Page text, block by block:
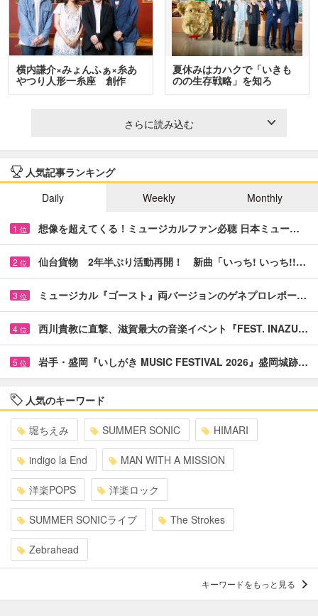
横内謙介×みょんふぁ×糸あ
やつり人形一糸座 創作
人…
夏休みはカハクで「いきも
のの生存戦略」を知ろ
う！ …
さらに読み込む
人気記事ランキング
Daily
Weekly Monthly
1 位 想像を超えてくる！ミュージカルファン必聴 日本ミュー…
2 位 仙台貨物 2年半ぶり活動再開！ 新曲「いっち! いっち!!…
3 位 ミュージカル『ゴースト』両バージョンのゲネプロレポー…
4 位 西川貴教に直撃、滋賀最大の音楽イベント『FEST. INAZU…
5 位 岩手・盛岡『いしがき MUSIC FESTIVAL 2026』盛岡城跡…
人気のキーワード
堀ちえみ SUMMER SONIC HIMARI
indigo la End MAN WITH A MISSION
洋楽POPS 洋楽ロック
SUMMER SONICライブ The Strokes
Zebrahead
キーワードをもっと見る